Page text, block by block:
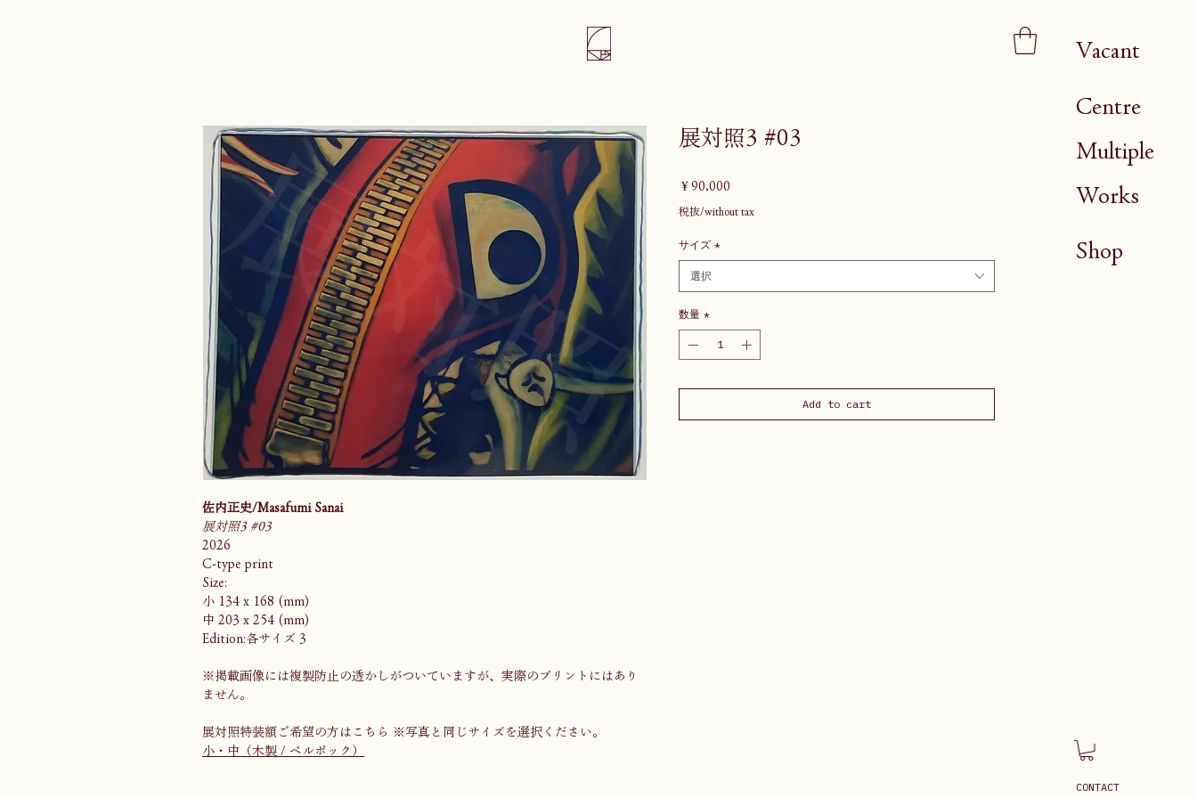
Vacant
Centre
Multiple
Works
Shop
佐内正史/Masafumi Sanai
展対照3 #03
2026
C-type print
Size:
小 134 x 168 (mm)
中 203 x 254 (mm)
Edition:各サイズ 3
※掲載画像には複製防止の透かしがついていますが、実際のプリントにはあり
ません。
展対照特装額ご希望の方はこちら ※写真と同じサイズを選択ください。
小・中（木製 / ペルポック）
展対照3 #03
￥90,000
税抜/without tax
サイズ *
選択
数量 *
Add to cart
CONTACT